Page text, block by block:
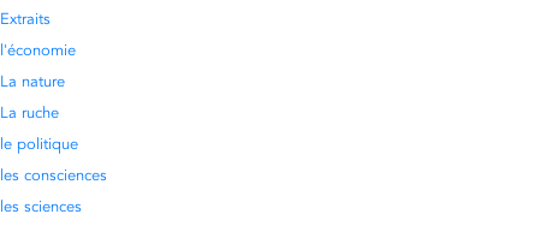
Extraits
l'économie
La nature
La ruche
le politique
les consciences
les sciences